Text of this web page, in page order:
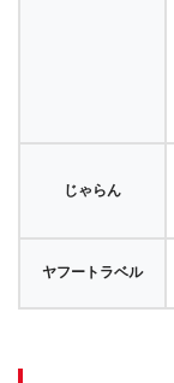
じゃらん
ヤフートラベル